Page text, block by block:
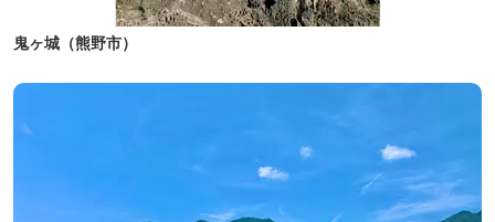
鬼ヶ城（熊野市）